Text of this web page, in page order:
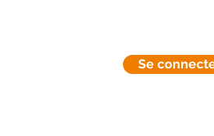
Se